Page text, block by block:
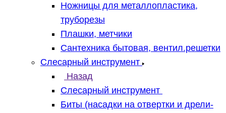
Ножницы для металлопластика,
труборезы
Плашки, метчики
Сантехника бытовая, вентил.решетки
Слесарный инструмент
Назад
Слесарный инструмент
Биты (насадки на отвертки и дрели-